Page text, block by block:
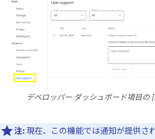
デベロッパー ダッシュボード項目の
注: 現在、この機能では通知が提供さ